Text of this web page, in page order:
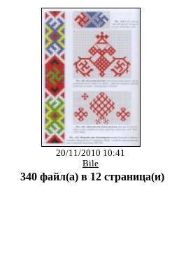
20/11/2010 10:41
Bile
340 файл(а) в 12 страница(и)